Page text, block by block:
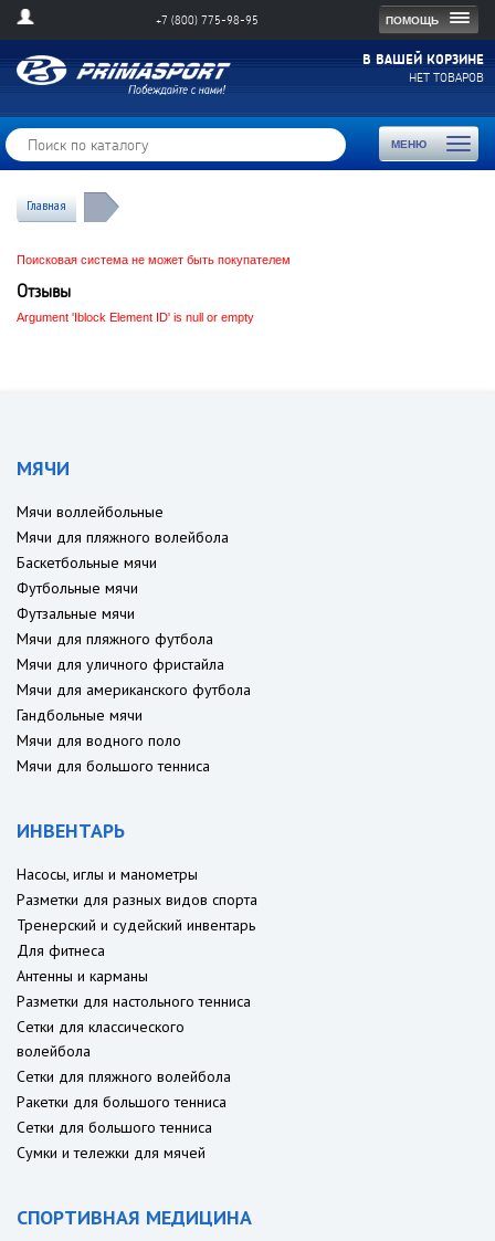
ПОМОЩЬ
+7 (800) 775-98-95
В ВАШЕЙ КОРЗИНЕ
НЕТ ТОВАРОВ
МЕНЮ
Toggle
Главная
Поисковая система не может быть покупателем
Отзывы
Argument 'Iblock Element ID' is null or empty
МЯЧИ
Мячи воллейбольные
Мячи для пляжного волейбола
Баскетбольные мячи
Футбольные мячи
Футзальные мячи
Мячи для пляжного футбола
Мячи для уличного фристайла
Мячи для американского футбола
Гандбольные мячи
Мячи для водного поло
Мячи для большого тенниса
ИНВЕНТАРЬ
Насосы, иглы и манометры
Разметки для разных видов спорта
Тренерский и судейский инвентарь
Для фитнеса
Антенны и карманы
Разметки для настольного тенниса
Сетки для классического
волейбола
Сетки для пляжного волейбола
Ракетки для большого тенниса
Сетки для большого тенниса
Сумки и тележки для мячей
СПОРТИВНАЯ МЕДИЦИНА